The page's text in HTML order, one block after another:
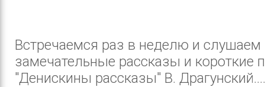
Встречаемся раз в неделю и слушаем
замечательные рассказы и короткие
"Дениcкины рассказы" В. Драгунский....